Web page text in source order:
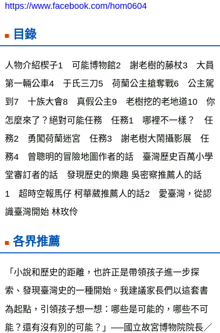
https://www.facebook.com/hom0604
目錄
人物介紹楔子1　可能博物館2　謝老樹的藤杖3　大員
第一輛公車4　于氏三刀5　荷蘭公主搶奪戰6　公主駕
到7　十族大會8　真假公主9　老樹挖的老地道10　你
怎麼來了？絕對可能任務　任務1　哪裡不一樣？　任
務2　勇闖荷蘭迷宮　任務3　謝老樹大鬧攝影展　任
務4　曾聰明的冒險地圖作者的話　臺灣歷史百萬小學
堂審訂者的話　發現歷史的樂趣 吳密察推薦人的話
1　超時空報馬仔 柯華葳推薦人的話2　愛臺灣，從認
識臺灣開始 林玫伶
各界推薦
「小說和歷史的距離，也許正是帶領孩子進一步探
索、發現臺灣史的一種開始。我建議家長們以這套書
為起點，引領孩子想一想：哪些是可能的，哪些不可
能？還有沒有別的可能？」──國立故宮博物院院長／